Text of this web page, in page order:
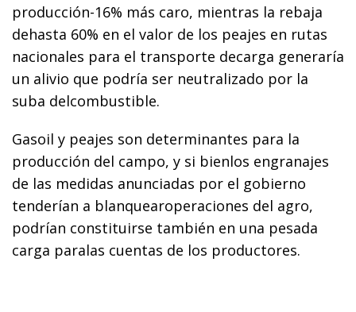
producción-16% más caro, mientras la rebaja
dehasta 60% en el valor de los peajes en rutas
nacionales para el transporte decarga generaría
un alivio que podría ser neutralizado por la
suba delcombustible.
Gasoil y peajes son determinantes para la
producción del campo, y si bienlos engranajes
de las medidas anunciadas por el gobierno
tenderían a blanquearoperaciones del agro,
podrían constituirse también en una pesada
carga paralas cuentas de los productores.